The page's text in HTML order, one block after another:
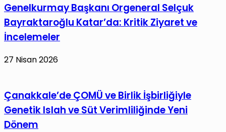
Genelkurmay Başkanı Orgeneral Selçuk
Bayraktaroğlu Katar’da: Kritik Ziyaret ve
İncelemeler
27 Nisan 2026
Çanakkale’de ÇOMÜ ve Birlik İşbirliğiyle
Genetik Islah ve Süt Verimliliğinde Yeni
Dönem